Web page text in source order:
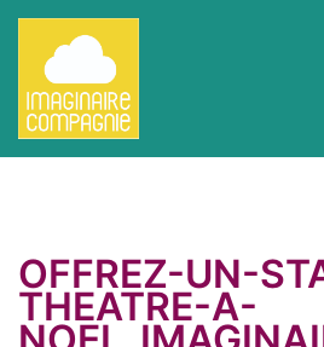
Aller
contenu
OFFREZ-UN-
THEATRE-A-